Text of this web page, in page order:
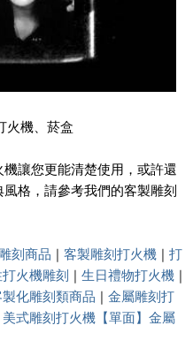
火機、菸盒
讓您更能清楚使用，或許還
格，請參考我們的客製雕刻
刻商品 | 客製雕刻打火機 | 打
火機雕刻 | 生日禮物打火機 |
化雕刻類商品 | 金屬雕刻打
美式雕刻打火機【單面】金屬